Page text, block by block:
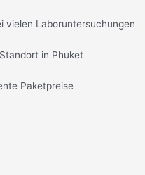
vielen Laboruntersuchungen
in Phuket
Paketpreise